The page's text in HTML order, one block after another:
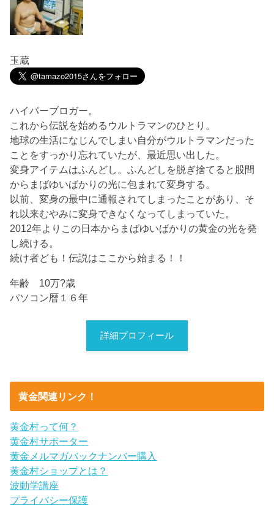
玉蔵
ハイパーブロガー。
これから伝説を始めるウルトラマンのひとり。
地球の生活になじんでしまい自分がウルトラマンだった
ことをすっかり忘れていたが、最近思い出した。
変身アイテムはふんどし。ふんどしを脱ぎ捨てると股間
からまばゆいばかりの光に包まれて変身する。
以前、変身の最中に通報されてしまったことがあり、そ
れ以来むやみに変身できなくなってしまっていた。
2012年よりこの日本からまばゆいばかりの黄金の光を発
し続ける。
続け者ども！伝説はここから始まる！！
年齢 10万?歳
パソコン暦１６年
詳細プロフィール
黄金関連リンク！
黄金村って何？
黄金村サポーター
黄金メルマガバックナンバー購入
黄金村ショップとは？
波動学講座
プライバシー保護